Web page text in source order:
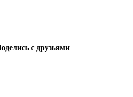
с друзьями